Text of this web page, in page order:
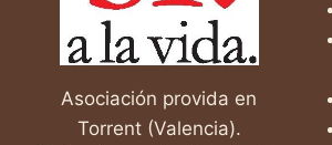
Asociación provida en
Torrent (Valencia).